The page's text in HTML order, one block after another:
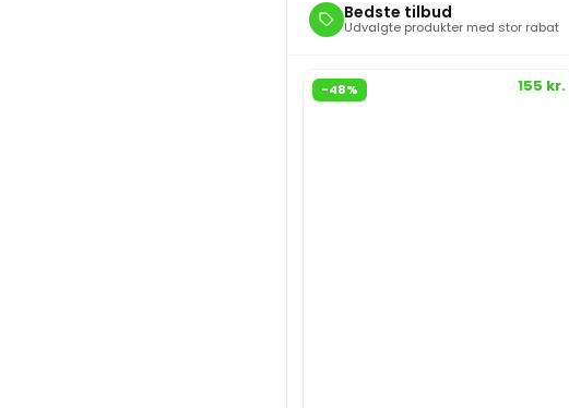
Bedste tilbud
Udvalgte produkter med stor rabat
-48% 155 kr.